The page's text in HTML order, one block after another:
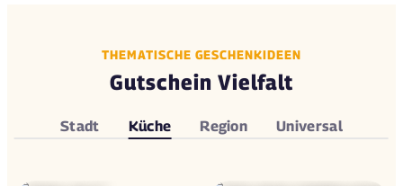
THEMATISCHE GESCHENKIDEEN
Gutschein Vielfalt
Stadt Küche Region Universal